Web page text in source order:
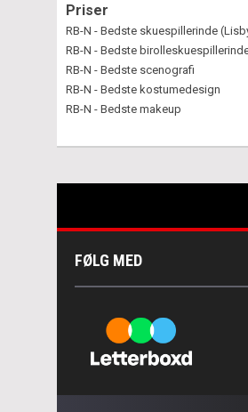
Priser
RB-N - Bedste skuespillerinde
RB-N - Bedste
RB-N - Bedste scenografi
RB-N - Bedste kostumedesign
RB-N - Bedste makeup
FØLG MED